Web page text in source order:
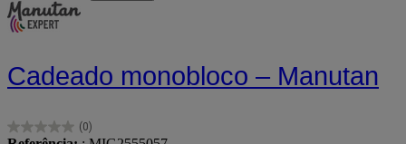
Cadeado monobloco – Manutan
(0)
0.0